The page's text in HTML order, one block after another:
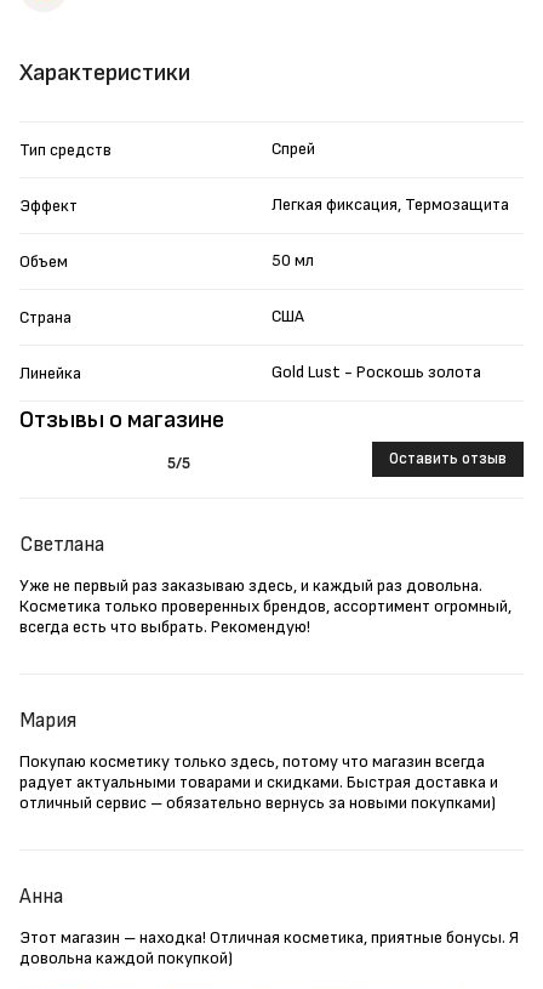
Отзывы о магазине
5/5 Оставить отзыв
Светлана
Уже не первый раз заказываю здесь, и каждый раз довольна.
Косметика только проверенных брендов, ассортимент огромный,
всегда есть что выбрать. Рекомендую!
Мария
Покупаю косметику только здесь, потому что магазин всегда
радует актуальными товарами и скидками. Быстрая доставка и
отличный сервис – обязательно вернусь за новыми покупками)
Анна
Этот магазин – находка! Отличная косметика, приятные бонусы. Я
довольна каждой покупкой)
Характеристики
Тип средств Спрей
Эффект Легкая фиксация, Термозащита
Объем 50 мл
Страна США
Линейка Gold Lust - Роскошь золота